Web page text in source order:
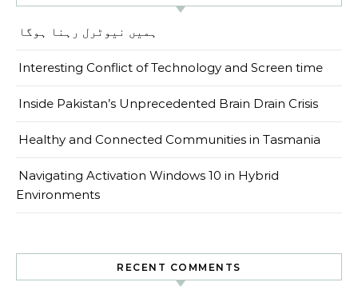
ہمیں نیوٹرل رہنا ہوگا
Interesting Conflict of Technology and Screen time
Inside Pakistan’s Unprecedented Brain Drain Crisis
Healthy and Connected Communities in Tasmania
Navigating Activation Windows 10 in Hybrid
Environments
RECENT COMMENTS